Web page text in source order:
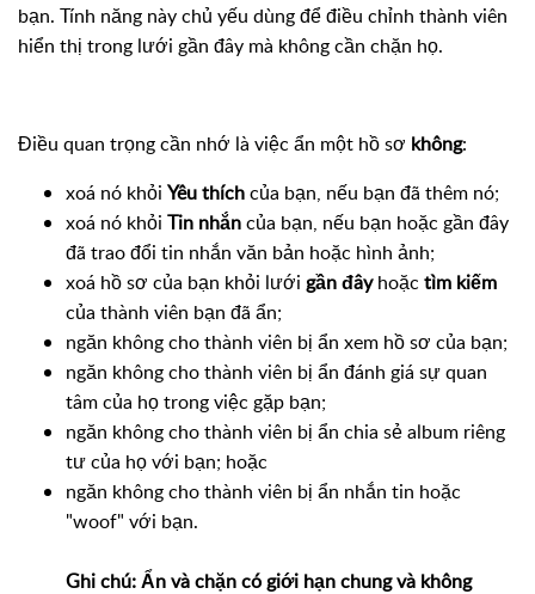
bạn. Tính năng này chủ yếu dùng để điều chỉnh thành viên
hiển thị trong lưới gần đây mà không cần chặn họ.
Điều quan trọng cần nhớ là việc ẩn một hồ sơ không:
xoá nó khỏi Yêu thíchcủa bạn, nếu bạn đã thêm nó;
xoá nó khỏi Tin nhắncủa bạn, nếu bạn hoặc gần đây
đã trao đổi tin nhắn văn bản hoặc hình ảnh;
xoá hồ sơ của bạn khỏi lưới gần đâyhoặc tìm kiếm
của thành viên bạn đã ẩn;
ngăn không cho thành viên bị ẩn xem hồ sơ của bạn;
ngăn không cho thành viên bị ẩn đánh giá sự quan
tâm của họ trong việc gặp bạn;
ngăn không cho thành viên bị ẩn chia sẻ album riêng
tư của họ với bạn; hoặc
ngăn không cho thành viên bị ẩn nhắn tin hoặc
"woof" với bạn.
Ghi chú: Ẩn và chặn có giới hạn chung và không